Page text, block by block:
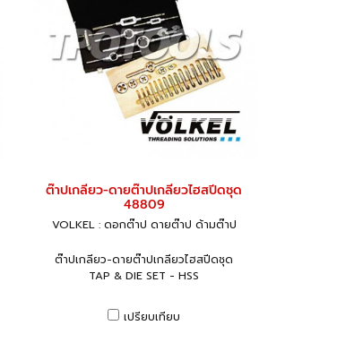
ต๊าปเกลียว-ดายต๊าปเกลียวไฮสปีดชุด
48809
VOLKEL : ดอกต๊าป ดายต๊าป ด้ามต๊าป
ต๊าปเกลียว-ดายต๊าปเกลียวไฮสปีดชุด
TAP & DIE SET - HSS
เปรียบเทียบ